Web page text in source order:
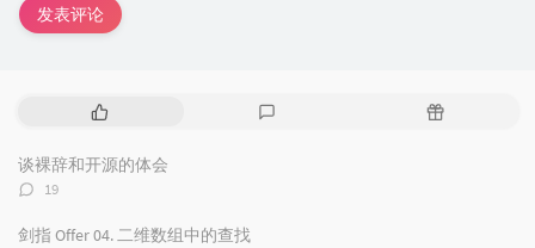
发表评论
热
文
章
随
谈裸辞和开源的体会
评
数：
19
剑指 Offer 04. 二维数组中的查找